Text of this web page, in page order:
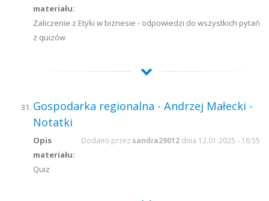
materiału:
Zaliczenie z Etyki w biznesie - odpowiedzi do wszystkich pytań
z quizów
Gospodarka regionalna - Andrzej Małecki -
Notatki
Dodano przez sandra29012 dnia 12.01.2025 - 16:55
Opis
materiału:
Quiz